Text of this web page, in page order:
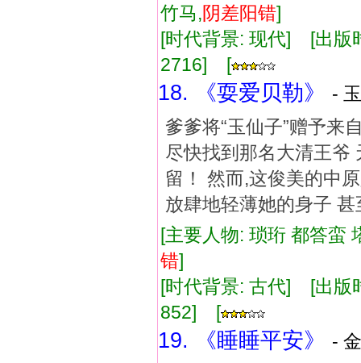
竹马,阴差阳错]
[时代背景: 现代] [出
2716] [
18. 《耍爱贝勒》
-
爹爹将“玉仙子”赠予来
尽快找到那名大清王爷
留！ 然而,这俊美的中
放肆地轻薄她的身子
[主要人物: 琐珩 都答
错]
[时代背景: 古代] [出
852] [
19. 《睡睡平安》
-